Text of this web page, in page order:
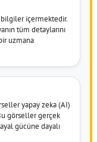
içermektedir.
tüm detaylarını
uzmana
yapay zeka (AI)
görseller gerçek
gücüne dayalı